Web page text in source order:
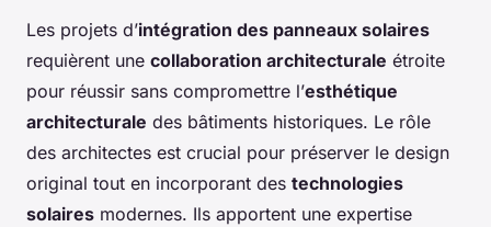
Les projets d’intégration des panneaux solaires
requièrent une collaboration architecturale étroite
pour réussir sans compromettre l’esthétique
architecturale des bâtiments historiques. Le rôle
des architectes est crucial pour préserver le design
original tout en incorporant des technologies
solaires modernes. Ils apportent une expertise